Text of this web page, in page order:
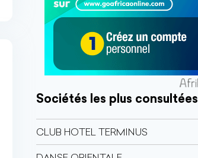
Sociétés les plus consultées
CLUB HOTEL TERMINUS